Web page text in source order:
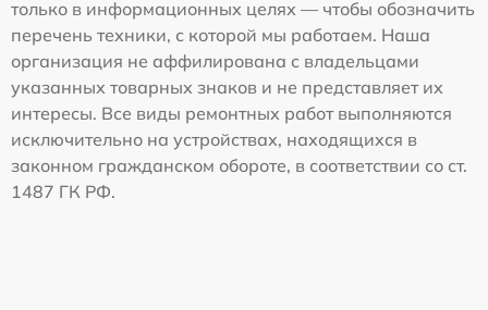
только в информационных целях — чтобы обозначить
перечень техники, с которой мы работаем. Наша
организация не аффилирована с владельцами
указанных товарных знаков и не представляет их
интересы. Все виды ремонтных работ выполняются
исключительно на устройствах, находящихся в
законном гражданском обороте, в соответствии со ст.
1487 ГК РФ.